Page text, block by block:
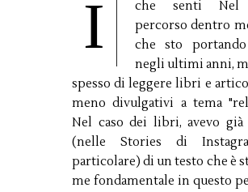
I
che senti Nel
percorso dentro
che sto
negli ultimi anni,
spesso di leggere libri e
meno divulgativi a tema
Nel caso dei libri, avevo già
(nelle Stories di
particolare) di un testo che è
me fondamentale in questo